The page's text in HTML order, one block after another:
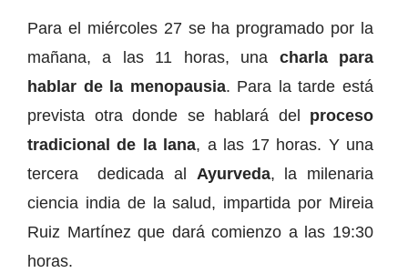
Para el miércoles 27 se ha programado por la
mañana, a las 11 horas, una charla para
hablar de la menopausia. Para la tarde está
prevista otra donde se hablará del proceso
tradicional de la lana, a las 17 horas. Y una
tercera dedicada al Ayurveda, la milenaria
ciencia india de la salud, impartida por Mireia
Ruiz Martínez que dará comienzo a las 19:30
horas.